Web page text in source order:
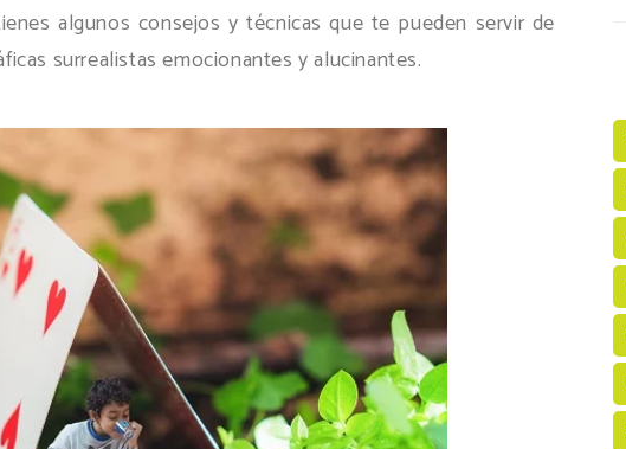
algunos consejos y técnicas que te pueden servir de
surrealistas emocionantes y alucinantes.